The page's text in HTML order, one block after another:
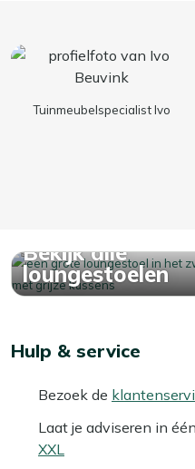
Tuinmeubelspecialist Ivo
Bekijk alle
loungestoelen
Hulp & service
Bezoek de
Laat je adviseren in
XXL